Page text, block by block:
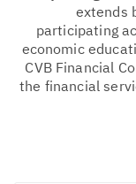
extends
participating
economic
CVB Financial
the financial